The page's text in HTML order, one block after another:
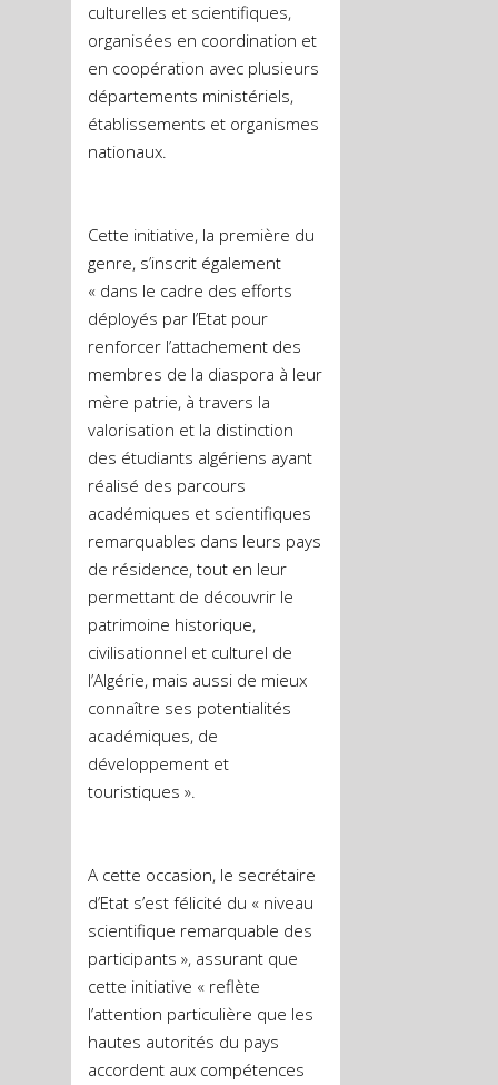
culturelles et scientifiques,
organisées en coordination et
en coopération avec plusieurs
départements ministériels,
établissements et organismes
nationaux.
Cette initiative, la première du
genre, s’inscrit également
« dans le cadre des efforts
déployés par l’Etat pour
renforcer l’attachement des
membres de la diaspora à leur
mère patrie, à travers la
valorisation et la distinction
des étudiants algériens ayant
réalisé des parcours
académiques et scientifiques
remarquables dans leurs pays
de résidence, tout en leur
permettant de découvrir le
patrimoine historique,
civilisationnel et culturel de
l’Algérie, mais aussi de mieux
connaître ses potentialités
académiques, de
développement et
touristiques ».
A cette occasion, le secrétaire
d’Etat s’est félicité du « niveau
scientifique remarquable des
participants », assurant que
cette initiative « reflète
l’attention particulière que les
hautes autorités du pays
accordent aux compétences